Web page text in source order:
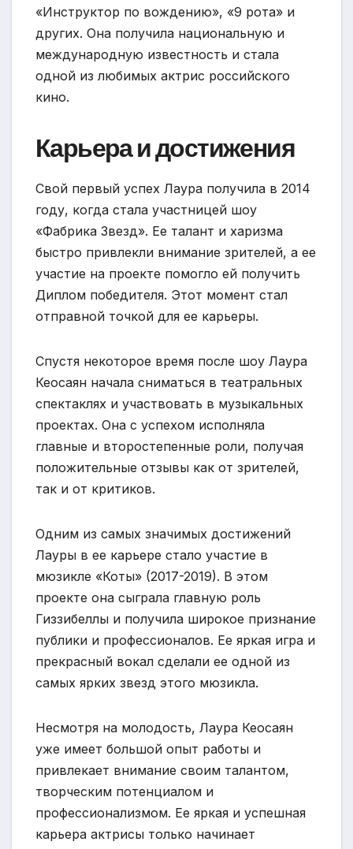
«Инструктор по вождению», «9 рота» и
других. Она получила национальную и
международную известность и стала
одной из любимых актрис российского
кино.
Карьера и достижения
Свой первый успех Лаура получила в 2014
году, когда стала участницей шоу
«Фабрика Звезд». Ее талант и харизма
быстро привлекли внимание зрителей, а ее
участие на проекте помогло ей получить
Диплом победителя. Этот момент стал
отправной точкой для ее карьеры.
Спустя некоторое время после шоу Лаура
Кеосаян начала сниматься в театральных
спектаклях и участвовать в музыкальных
проектах. Она с успехом исполняла
главные и второстепенные роли, получая
положительные отзывы как от зрителей,
так и от критиков.
Одним из самых значимых достижений
Лауры в ее карьере стало участие в
мюзикле «Коты» (2017-2019). В этом
проекте она сыграла главную роль
Гиззибеллы и получила широкое признание
публики и профессионалов. Ее яркая игра и
прекрасный вокал сделали ее одной из
самых ярких звезд этого мюзикла.
Несмотря на молодость, Лаура Кеосаян
уже имеет большой опыт работы и
привлекает внимание своим талантом,
творческим потенциалом и
профессионализмом. Ее яркая и успешная
карьера актрисы только начинает